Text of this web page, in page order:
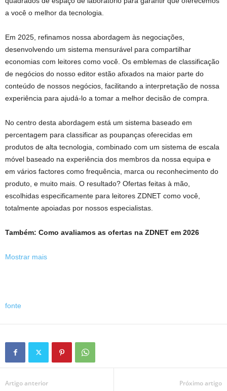
a você o melhor da tecnologia.
Em 2025, refinamos nossa abordagem às negociações,
desenvolvendo um sistema mensurável para compartilhar
economias com leitores como você. Os emblemas de classificação
de negócios do nosso editor estão afixados na maior parte do
conteúdo de nossos negócios, facilitando a interpretação de nossa
experiência para ajudá-lo a tomar a melhor decisão de compra.
No centro desta abordagem está um sistema baseado em
percentagem para classificar as poupanças oferecidas em
produtos de alta tecnologia, combinado com um sistema de escala
móvel baseado na experiência dos membros da nossa equipa e
em vários factores como frequência, marca ou reconhecimento do
produto, e muito mais. O resultado? Ofertas feitas à mão,
escolhidas especificamente para leitores ZDNET como você,
totalmente apoiadas por nossos especialistas.
Também: Como avaliamos as ofertas na ZDNET em 2026
Mostrar mais
fonte
Artigo anterior Próximo artigo